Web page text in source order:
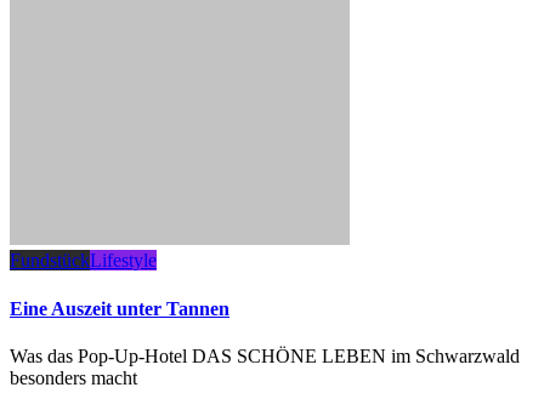
FundstückLifestyle
Eine Auszeit unter Tannen
Was das Pop-Up-Hotel DAS SCHÖNE LEBEN im Schwarzwald
besonders macht